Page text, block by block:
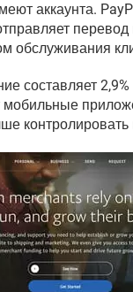
аккаунта.
обслуживания
составляет
мобильные
контролировать